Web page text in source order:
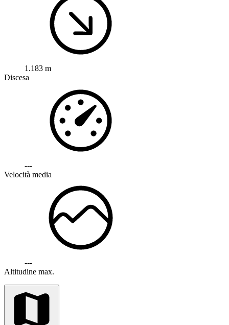
1.183 m
Discesa
---
Velocità media
---
Altitudine max.